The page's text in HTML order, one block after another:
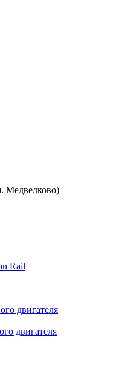
Медведково)
Rail
двигателя
двигателя